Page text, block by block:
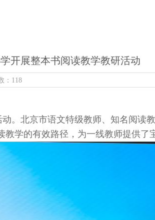
开展整本书阅读教学教研活动
：118
。北京市语文特级教师、知名阅读
学的有效路径，为一线教师提供了